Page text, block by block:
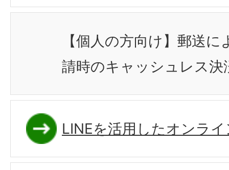
【個人の方向け】郵送
請時のキャッシュレス決
LINEを活用したオンラ